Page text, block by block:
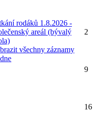
rodáků 1.8.2026 -
areál (bývalý
všechny záznamy
2
9
16